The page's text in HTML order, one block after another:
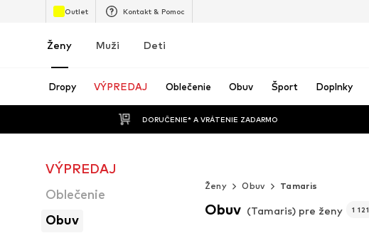
Outlet Kontakt & Pomoc
Ženy Muži Deti
Dropy VÝPREDAJ Oblečenie Obuv Šport Doplnky
DORUČENIE* A VRÁTENIE ZADARMO
VÝPREDAJ
Oblečenie
Obuv
Ženy
Obuv Tamaris
Obuv (Tamaris) pre ženy 1 121